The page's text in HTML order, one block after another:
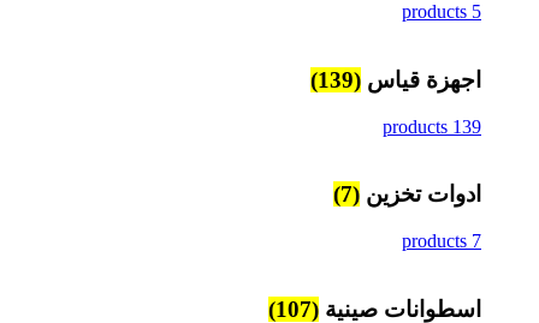
5 products
اجهزة قياس (139)
139 products
ادوات تخزين (7)
7 products
اسطوانات صينية (107)